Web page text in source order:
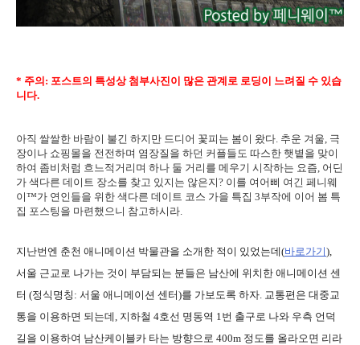
* 주의: 포스트의 특성상 첨부사진이 많은 관계로 로딩이 느려질 수 있습
니다.
아직 쌀쌀한 바람이 불긴 하지만 드디어 꽃피는 봄이 왔다. 추운 겨울, 극
장이나 쇼핑몰을 전전하며 염장질을 하던 커플들도 따스한 햇볕을 맞이
하여 좀비처럼 흐느적거리며 하나 둘 거리를 메우기 시작하는 요즘, 어딘
가 색다른 데이트 장소를 찾고 있지는 않은지? 이를 여어삐 여긴 페니웨
이™가 연인들을 위한 색다른 데이트 코스 가을 특집 3부작에 이어 봄 특
집 포스팅을 마련했으니 참고하시라.
지난번엔 춘천 애니메이션 박물관을 소개한 적이 있었는데(바로가기),
서울 근교로 나가는 것이 부담되는 분들은 남산에 위치한 애니메이션 센
터 (정식명칭: 서울 애니메이션 센터)를 가보도록 하자. 교통편은 대중교
통을 이용하면 되는데, 지하철 4호선 명동역 1번 출구로 나와 우측 언덕
길을 이용하여 남산케이블카 타는 방향으로 400m 정도를 올라오면 리라